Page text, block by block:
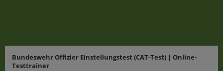
Bundeswehr Offizier Einstellungstest (CAT-Test) | Online-
Testtrainer